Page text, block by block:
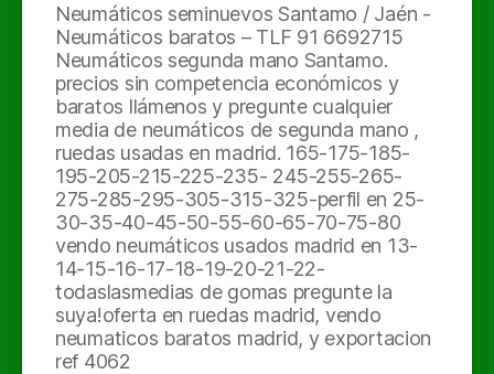
Neumáticos seminuevos Santamo / Jaén -
Neumáticos baratos – TLF 91 6692715
Neumáticos segunda mano Santamo.
precios sin competencia económicos y
baratos llámenos y pregunte cualquier
media de neumáticos de segunda mano ,
ruedas usadas en madrid. 165-175-185-
195-205-215-225-235- 245-255-265-
275-285-295-305-315-325-perfil en 25-
30-35-40-45-50-55-60-65-70-75-80
vendo neumáticos usados madrid en 13-
14-15-16-17-18-19-20-21-22-
todaslasmedias de gomas pregunte la
suya!oferta en ruedas madrid, vendo
neumaticos baratos madrid, y exportacion
ref 4062